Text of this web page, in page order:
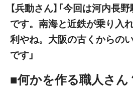
【兵動さん】「今回は河内長
です。南海と近鉄が乗り入
利やね。大阪の古くからの
です」
■何かを作る職人さん